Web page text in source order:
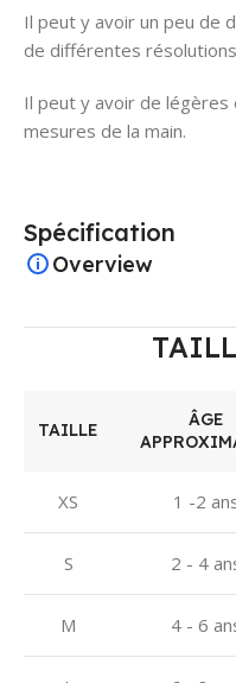
Il peut y avoir un peu de
de différentes
Il peut y avoir de
mesures de la main.
Spécification
Overview
TAILLE
ÂGE
XS 1 -2
S 2 - 4
M 4 - 6